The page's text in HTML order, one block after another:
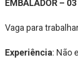
EMBALADOR –
Vaga para
Experiência: Não